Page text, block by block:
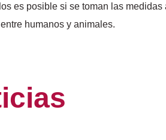
es posible si se toman las
humanos y animales.